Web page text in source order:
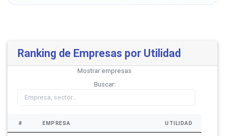
Ranking de Empresas por Utilidad
Mostrar empresas
Buscar:
# EMPRESA UTILIDAD